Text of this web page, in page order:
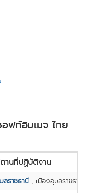
ฟท์อิมเมจ ไทย
านที่ปฏิบัติงาน
ลราชธานี , เมืองอุบลราชธานี